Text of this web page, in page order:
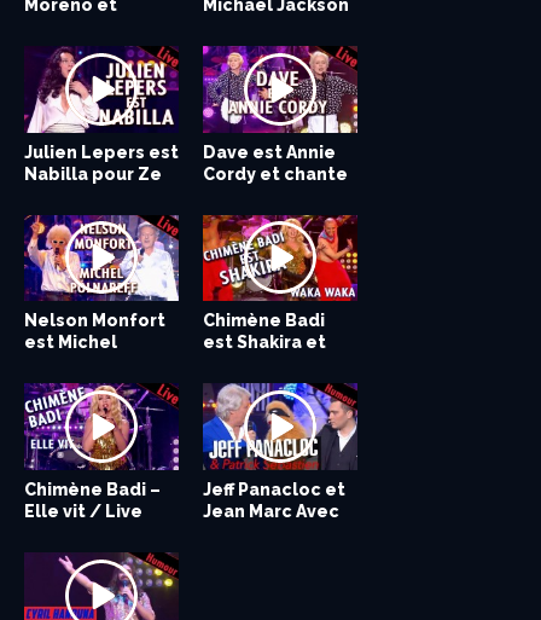
Moreno et
Michael Jackson
Julien Lepers est
Nabilla pour Ze
Dave est Annie
Cordy et chante
Nelson Monfort
est Michel
chante...
Chimène Badi
est Shakira et
Waka...
Chimène Badi –
Elle vit / Live
Jeff Panacloc et
Jean Marc Avec